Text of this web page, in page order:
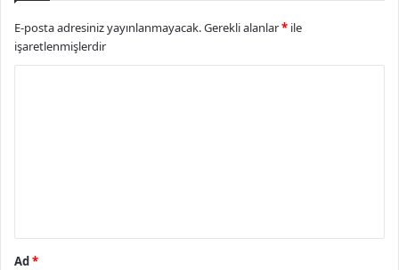
E-posta adresiniz yayınlanmayacak.Gerekli alanlar* ile
işaretlenmişlerdir
Ad*